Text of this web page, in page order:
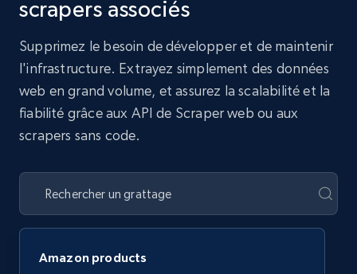
scrapers associés
Supprimez le besoin de développer et de maintenir
l'infrastructure. Extrayez simplement des données
web en grand volume, et assurez la scalabilité et la
fiabilité grâce aux API de Scraper web ou aux
scrapers sans code.
Amazon products